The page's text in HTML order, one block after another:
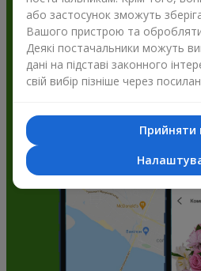
Flowers.ua і
або застосунок зможуть
Вашого пристрою та обробляти
Деякі постачальники можуть
дані на підставі законного
свій вибір пізніше через
Прийняти